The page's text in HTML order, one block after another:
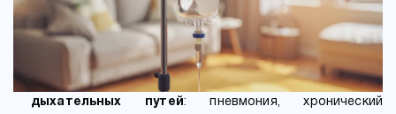
дыхательных путей : пневмония, хронический